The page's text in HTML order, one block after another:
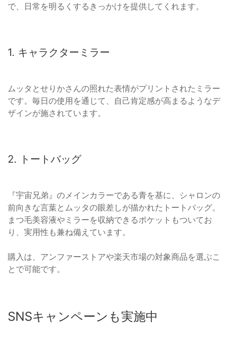
で、日常を明るくするきっかけを提供してくれます。
1. キャラクターミラー
ムッタとせりかさんの照れた表情がプリントされたミラー
です。毎日の使用を通じて、自己肯定感が高まるようなデ
ザインが施されています。
2. トートバッグ
『宇宙兄弟』のメインカラーである青を基に、シャロンの
前向きな言葉とムッタの眼差しが描かれたトートバッグ。
まつ毛美容液やミラーを収納できるポケットもついてお
り、実用性も兼ね備えています。
購入は、アンファーストアや楽天市場の対象商品を選ぶこ
とで可能です。
SNSキャンペーンも実施中